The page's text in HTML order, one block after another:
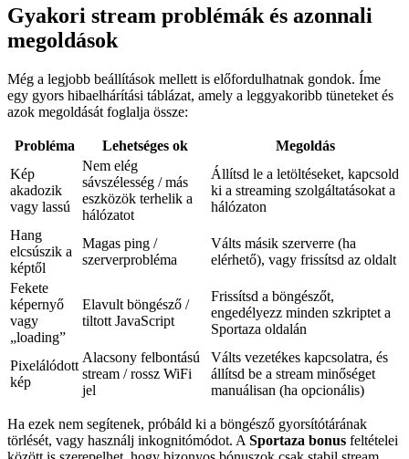
Gyakori stream problémák és azonnali
megoldások
Még a legjobb beállítások mellett is előfordulhatnak gondok. Íme
egy gyors hibaelhárítási táblázat, amely a leggyakoribb tüneteket és
azok megoldását foglalja össze:
Probléma Lehetséges ok
Megoldás
Kép
akadozik
vagy lassú
Nem elég
sávszélesség / más
eszközök terhelik a
hálózatot
Állítsd le a letöltéseket, kapcsold
ki a streaming szolgáltatásokat a
hálózaton
Hang
elcsúszik a
képtől
Magas ping /
szerverprobléma
Válts másik szerverre (ha
elérhető), vagy frissítsd az oldalt
Fekete
képernyő
vagy
„loading”
Elavult böngésző /
tiltott JavaScript
Frissítsd a böngészőt,
engedélyezz minden szkriptet a
Sportaza oldalán
Pixelálódott
kép
Alacsony felbontású
stream / rossz WiFi
jel
Válts vezetékes kapcsolatra, és
állítsd be a stream minőséget
manuálisan (ha opcionális)
Ha ezek nem segítenek, próbáld ki a böngésző gyorsítótárának
törlését, vagy használj inkognitómódot. A Sportaza bonus feltételei